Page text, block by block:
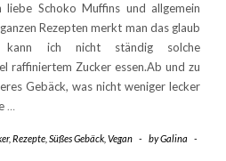
Schoko Muffins und allgemein
Rezepten merkt man das glaub
kann ich nicht ständig solche
raffiniertem Zucker essen.Ab und zu
Gebäck, was nicht weniger lecker
…
, Rezepte Süßes Gebäck Vegan - byGalina
-